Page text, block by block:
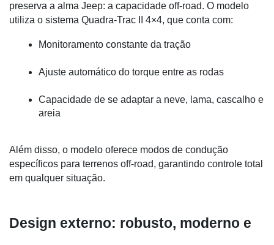
preserva a alma Jeep: a capacidade off-road. O modelo
utiliza o sistema Quadra-Trac II 4×4, que conta com:
Monitoramento constante da tração
Ajuste automático do torque entre as rodas
Capacidade de se adaptar a neve, lama, cascalho e
areia
Além disso, o modelo oferece modos de condução
específicos para terrenos off-road, garantindo controle total
em qualquer situação.
Design externo: robusto, moderno e